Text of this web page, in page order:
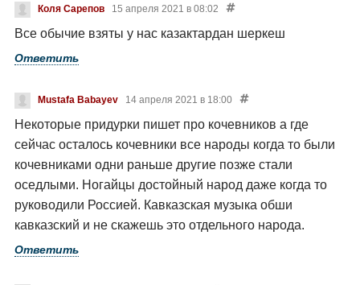
Коля Сарепов 15 апреля 2021 в 08:02
Все обычие взяты у нас казактардан шеркеш
Ответить
Mustafa Babayev 14 апреля 2021 в 18:00
Некоторые придурки пишет про кочевников а где
сейчас осталось кочевники все народы когда то были
кочевниками одни раньше другие позже стали
оседлыми. Ногайцы достойный народ даже когда то
руководили Россией. Кавказская музыка обши
кавказский и не скажешь это отдельного народа.
Ответить